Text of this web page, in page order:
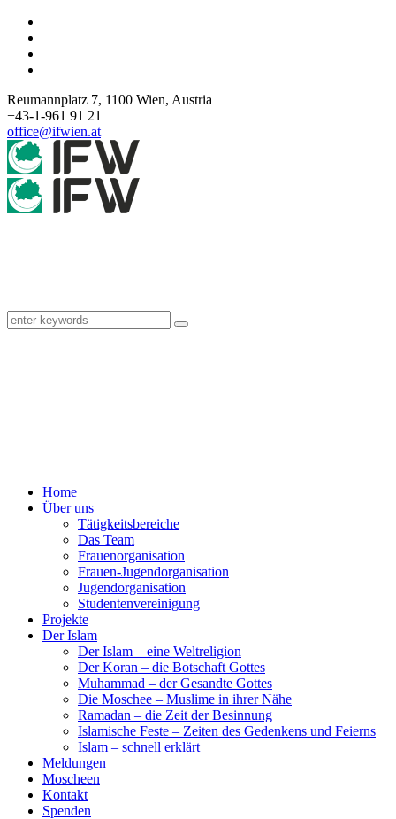
Reumannplatz 7, 1100 Wien, Austria
+43-1-961 91 21
office@ifwien.at
Home
Über uns
Tätigkeitsbereiche
Das Team
Frauenorganisation
Frauen-Jugendorganisation
Jugendorganisation
Studentenvereinigung
Projekte
Der Islam
Der Islam – eine Weltreligion
Der Koran – die Botschaft Gottes
Muhammad – der Gesandte Gottes
Die Moschee – Muslime in ihrer Nähe
Ramadan – die Zeit der Besinnung
Islamische Feste – Zeiten des Gedenkens und Feierns
Islam – schnell erklärt
Meldungen
Moscheen
Kontakt
Spenden